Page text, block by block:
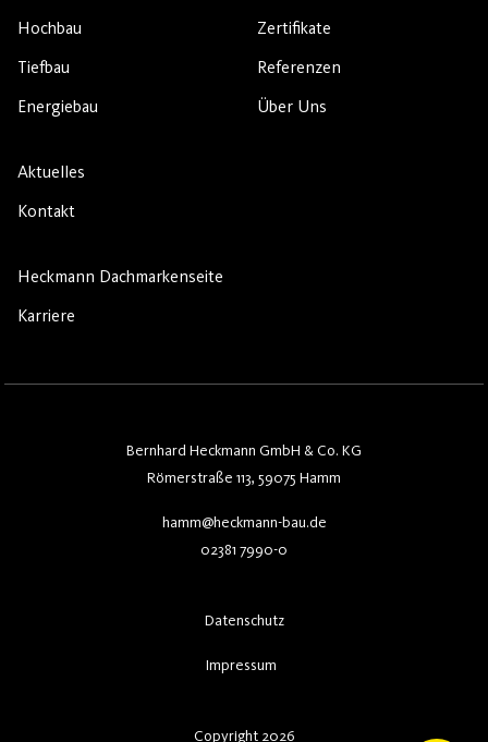
Hochbau
Tiefbau
Energiebau
Zertifikate
Referenzen
Über Uns
Aktuelles
Kontakt
Heckmann Dachmarkenseite
Karriere
Bernhard Heckmann GmbH & Co. KG
Römerstraße 113, 59075 Hamm
hamm@heckmann-bau.de
02381 7990-0
Datenschutz
Impressum
Copyright 2026